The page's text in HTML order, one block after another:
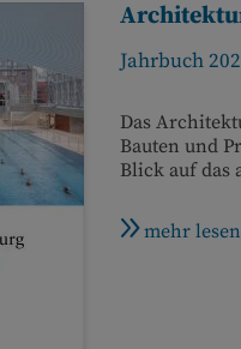
Jahrbuch
Das
Bauten und
Blick auf das
mehr lesen